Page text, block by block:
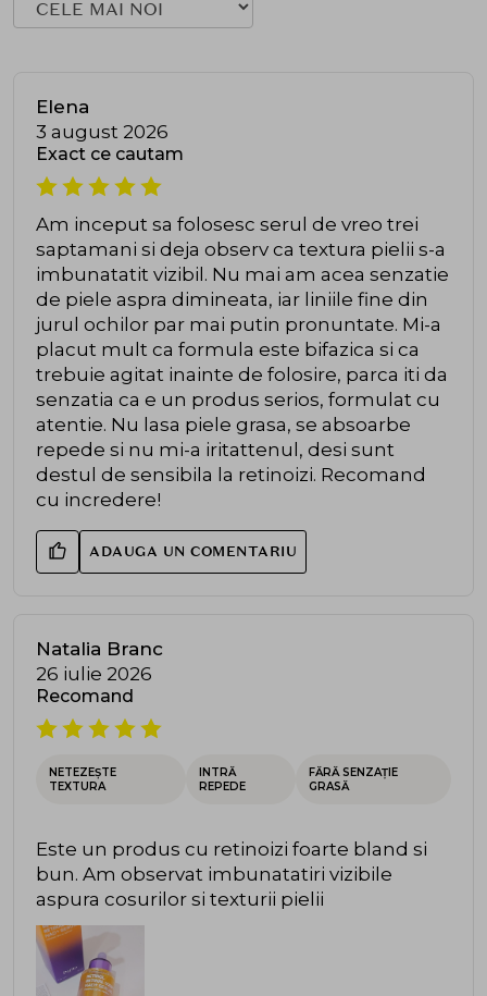
Elena
3 august 2026
Exact ce cautam
Am inceput sa folosesc serul de vreo trei
saptamani si deja observ ca textura pielii s-a
imbunatatit vizibil. Nu mai am acea senzatie
de piele aspra dimineata, iar liniile fine din
jurul ochilor par mai putin pronuntate. Mi-a
placut mult ca formula este bifazica si ca
trebuie agitat inainte de folosire, parca iti da
senzatia ca e un produs serios, formulat cu
atentie. Nu lasa piele grasa, se absoarbe
repede si nu mi-a iritattenul, desi sunt
destul de sensibila la retinoizi. Recomand
cu incredere!
ADAUGA UN COMENTARIU
Natalia Branc
26 iulie 2026
Recomand
NETEZEȘTE
TEXTURA
INTRĂ
REPEDE
FĂRĂ SENZAȚIE
GRASĂ
Este un produs cu retinoizi foarte bland si
bun. Am observat imbunatatiri vizibile
aspura cosurilor si texturii pielii